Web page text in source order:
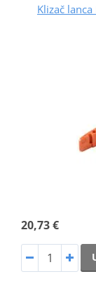
Klizač
20,73 €